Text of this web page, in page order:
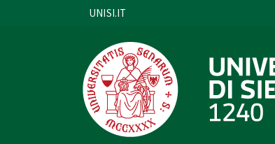
UNISI.IT